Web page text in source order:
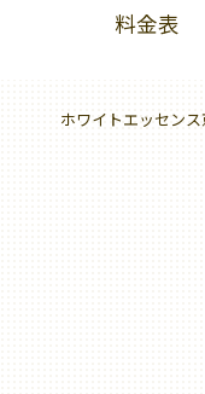
料金表
ホワイトエッセン